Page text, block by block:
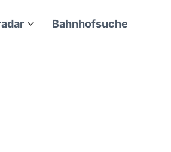
Bahnhofsuche